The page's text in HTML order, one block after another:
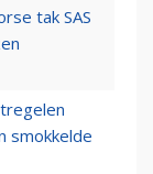
tak SAS
smokkelde